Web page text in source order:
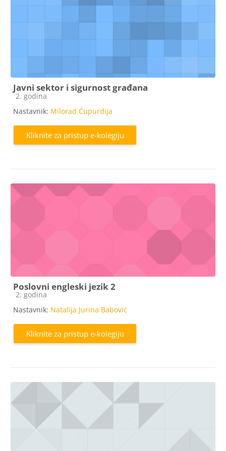
Javni sektor i sigurnost građana
Kategorija e-kolegija
2. godina
Nastavnik: Milorad Ćupurdija
Kliknite za pristup e-kolegiju
Poslovni engleski jezik 2
Kategorija e-kolegija
2. godina
Nastavnik: Natalija Jurina Babović
Kliknite za pristup e-kolegiju